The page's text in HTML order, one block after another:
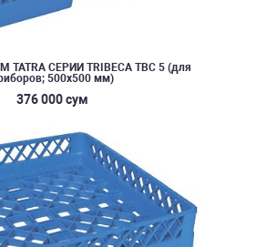
TATRA СЕРИИ TRIBECA TBC 5 (для
500х500 мм)
376 000 сум